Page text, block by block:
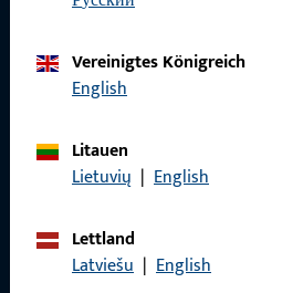
Kontaktieren Sie uns
Vereinigtes Königreich
English
Litauen
Lietuvių | English
Lettland
Latviešu | EnglishAllgemeines